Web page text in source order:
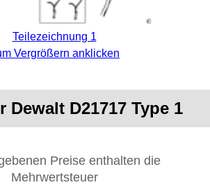
Teilezeichnung 1
Vergrößern anklicken
Dewalt D21717 Type 1
Preise enthalten die
Mehrwertsteuer